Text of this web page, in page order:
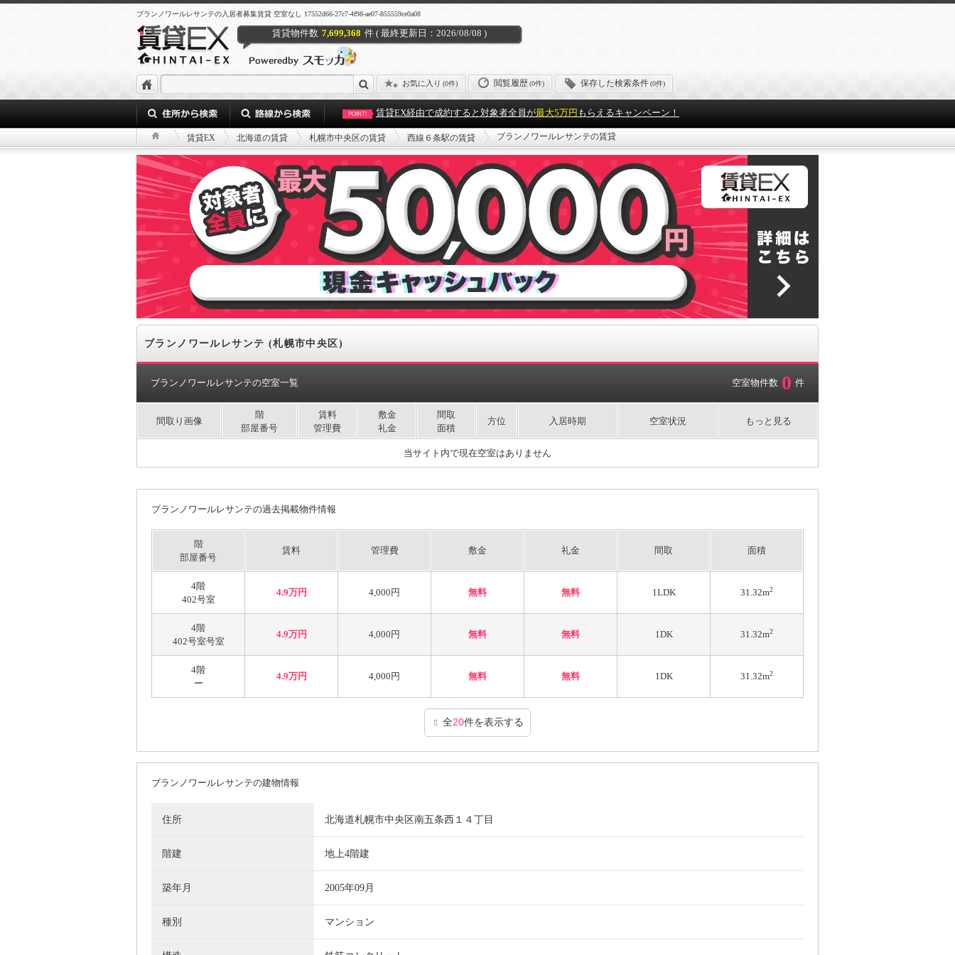
ブランノワールレサンテの入居者募集賃貸 空室なし 17552d66-27c7-4f98-ae07-855559ce0a08
賃貸物件数 7,699,368 件 ( 最終更新日：2026/08/08 )
お気に入り (0件) 閲覧履歴(0件) 保存した検索条件(0件)
POINT! 賃貸EX経由で成約すると対象者全員が最大5万円 もらえるキャンペーン！
賃貸EX 北海道の賃貸 札幌市中央区の賃貸 西線６条駅の賃貸 ブランノワールレサンテの賃貸
ブランノワールレサンテ (札幌市中央区)
ブランノワールレサンテの空室一覧 空室物件数 0 件
間取り画像
階
部屋番号
賃料
管理費
敷金
礼金
間取
面積
方位 入居時期 空室状況 もっと見る
当サイト内で現在空室はありません
ブランノワールレサンテの過去掲載物件情報
階
部屋番号
賃料 管理費 敷金 礼金 間取 面積
4階
402号室
4.9万円 4,000円 無料 無料 1LDK 31.32m2
4階
402号室号室
4.9万円 4,000円 無料 無料 1DK 31.32m2
4階
ー
4.9万円 4,000円 無料 無料 1DK 31.32m2
全20件を表示する
ブランノワールレサンテの建物情報
住所 北海道札幌市中央区南五条西１４丁目
階建 地上4階建
築年月 2005年09月
種別 マンション